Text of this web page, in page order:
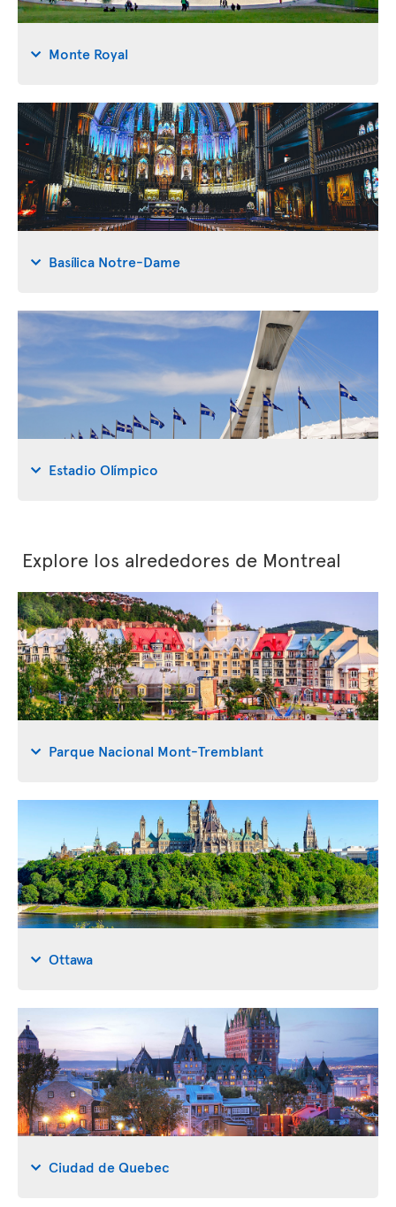
Monte Royal
Basílica Notre-Dame
Estadio Olímpico
Explore los alrededores de Montreal
Parque Nacional Mont-Tremblant
Ottawa
Ciudad de Quebec